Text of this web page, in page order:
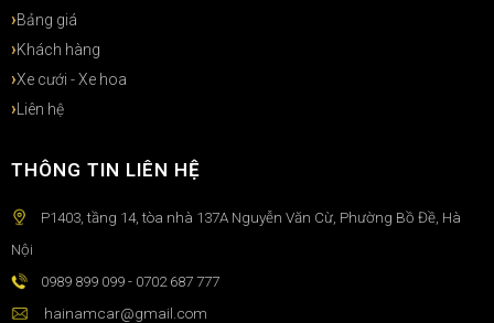
Bảng giá
Khách hàng
Xe cưới - Xe hoa
Liên hệ
THÔNG TIN LIÊN HỆ
P1403, tầng 14, tòa nhà 137A Nguyễn Văn Cừ, Phường Bồ Đề, Hà
Nội
0989 899 099 - 0702 687 777
hainamcar@gmail.com